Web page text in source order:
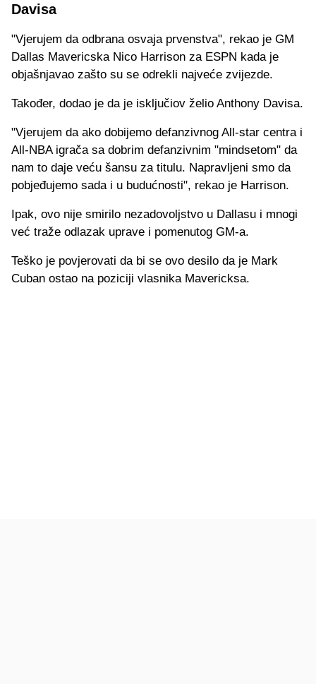
Davisa
"Vjerujem da odbrana osvaja prvenstva", rekao je GM
Dallas Mavericska Nico Harrison za ESPN kada je
objašnjavao zašto su se odrekli najveće zvijezde.
Također, dodao je da je isključiov želio Anthony Davisa.
"Vjerujem da ako dobijemo defanzivnog All-star centra i
All-NBA igrača sa dobrim defanzivnim "mindsetom" da
nam to daje veću šansu za titulu. Napravljeni smo da
pobjeđujemo sada i u budućnosti", rekao je Harrison.
Ipak, ovo nije smirilo nezadovoljstvo u Dallasu i mnogi
već traže odlazak uprave i pomenutog GM-a.
Teško je povjerovati da bi se ovo desilo da je Mark
Cuban ostao na poziciji vlasnika Mavericksa.